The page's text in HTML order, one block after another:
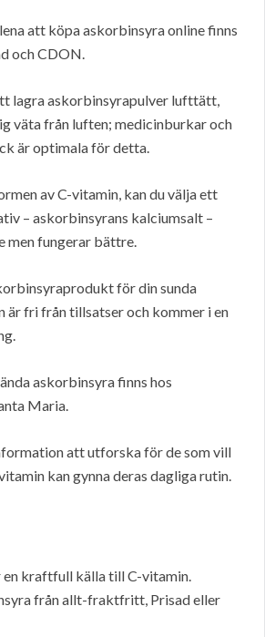
att köpa askorbinsyra online finns
och CDON.
lagra askorbinsyrapulver lufttätt,
väta från luften; medicinburkar och
är optimala för detta.
av C-vitamin, kan du välja ett
– askorbinsyrans kalciumsalt –
men fungerar bättre.
för din sunda
är fri från tillsatser och kommer i en
askorbinsyra finns hos
Maria.
att utforska för de som vill
kan gynna deras dagliga rutin.
kraftfull källa till C-vitamin.
från allt-fraktfritt, Prisad eller